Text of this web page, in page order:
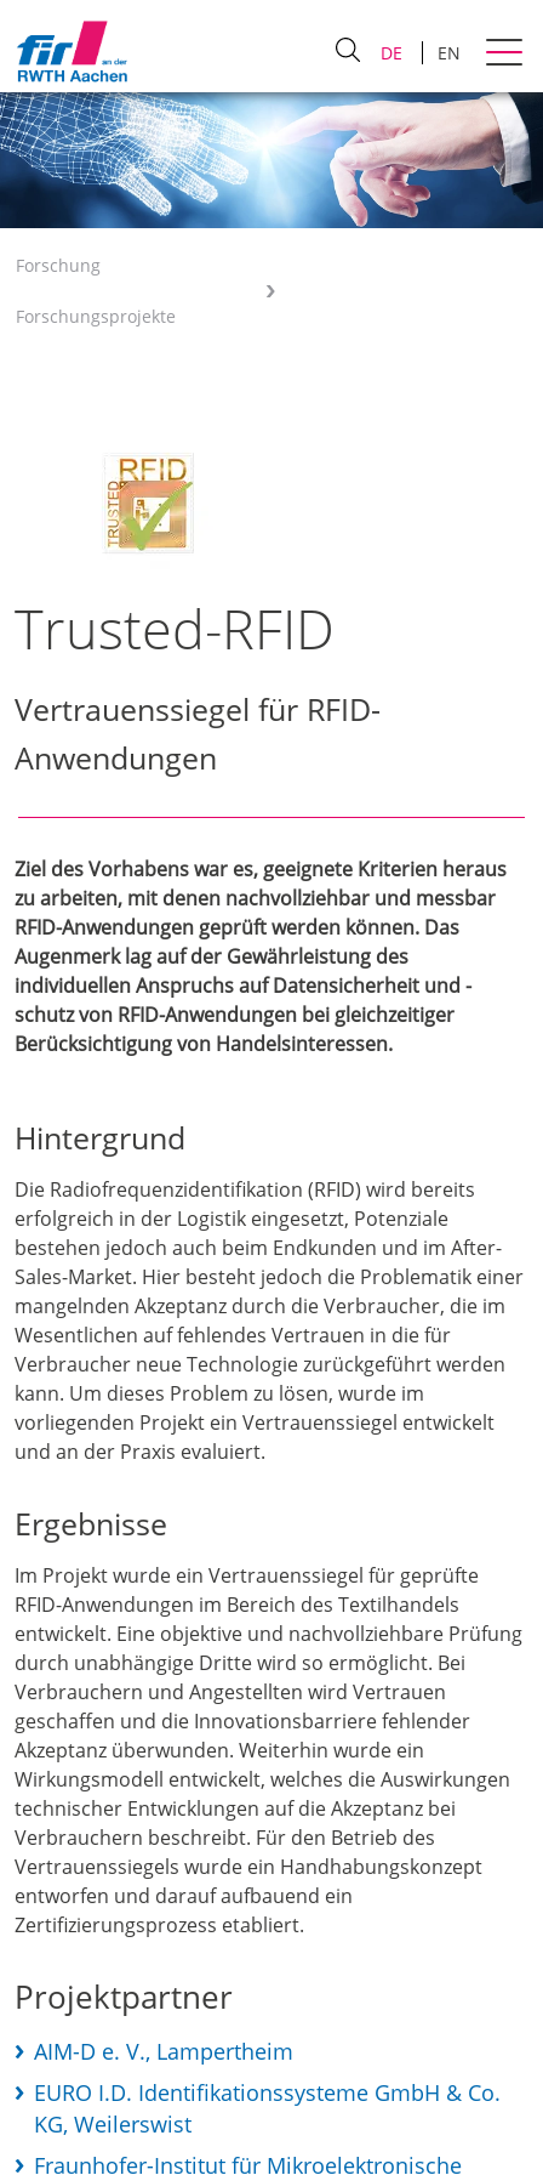
DE EN
Forschung
Forschungsprojekte
Trusted-RFID
Vertrauenssiegel für RFID-
Anwendungen
Ziel des Vorhabens war es, geeignete Kriterien heraus
zu arbeiten, mit denen nachvollziehbar und messbar
RFID-Anwendungen geprüft werden können. Das
Augenmerk lag auf der Gewährleistung des
individuellen Anspruchs auf Datensicherheit und -
schutz von RFID-Anwendungen bei gleichzeitiger
Berücksichtigung von Handelsinteressen.
Hintergrund
Die Radiofrequenzidentifikation (RFID) wird bereits
erfolgreich in der Logistik eingesetzt, Potenziale
bestehen jedoch auch beim Endkunden und im After-
Sales-Market. Hier besteht jedoch die Problematik einer
mangelnden Akzeptanz durch die Verbraucher, die im
Wesentlichen auf fehlendes Vertrauen in die für
Verbraucher neue Technologie zurückgeführt werden
kann. Um dieses Problem zu lösen, wurde im
vorliegenden Projekt ein Vertrauenssiegel entwickelt
und an der Praxis evaluiert.
Ergebnisse
Im Projekt wurde ein Vertrauenssiegel für geprüfte
RFID-Anwendungen im Bereich des Textilhandels
entwickelt. Eine objektive und nachvollziehbare Prüfung
durch unabhängige Dritte wird so ermöglicht. Bei
Verbrauchern und Angestellten wird Vertrauen
geschaffen und die Innovationsbarriere fehlender
Akzeptanz überwunden. Weiterhin wurde ein
Wirkungsmodell entwickelt, welches die Auswirkungen
technischer Entwicklungen auf die Akzeptanz bei
Verbrauchern beschreibt. Für den Betrieb des
Vertrauenssiegels wurde ein Handhabungskonzept
entworfen und darauf aufbauend ein
Zertifizierungsprozess etabliert.
Projektpartner
AIM-D e. V., Lampertheim
EURO I.D. Identifikationssysteme GmbH & Co.
KG, Weilerswist
Fraunhofer-Institut für Mikroelektronische